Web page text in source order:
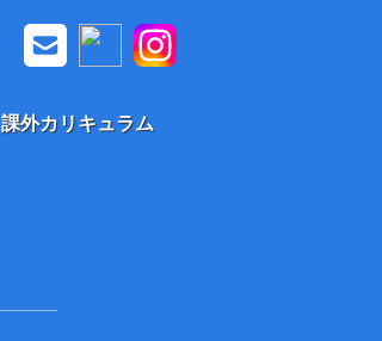
課外カリキュラム